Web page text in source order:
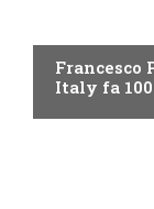
Francesco
Italy fa